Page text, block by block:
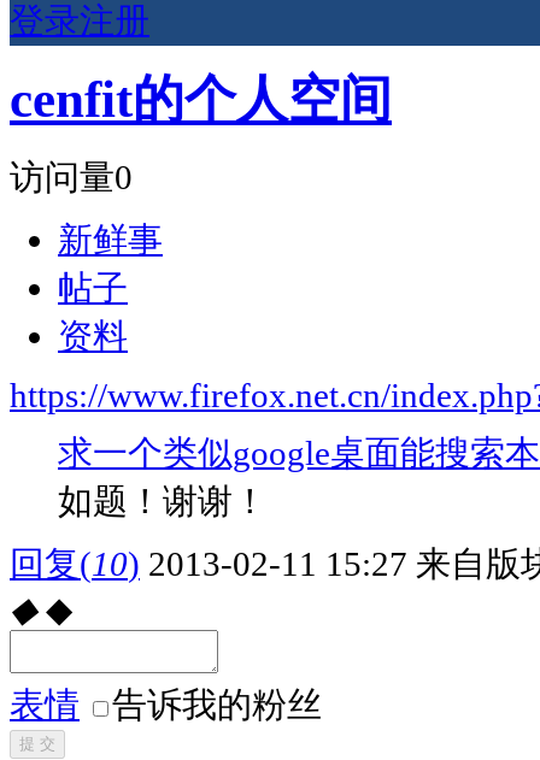
登录注册
cenfit的个人空间
访问量0
新鲜事
帖子
资料
https://www.firefox.net.cn/
求一个类似google桌面能搜索
如题！谢谢！
回复(10) 2013-02-11 15:27 来自版
◆ ◆
表情 告诉我的粉丝
提 交